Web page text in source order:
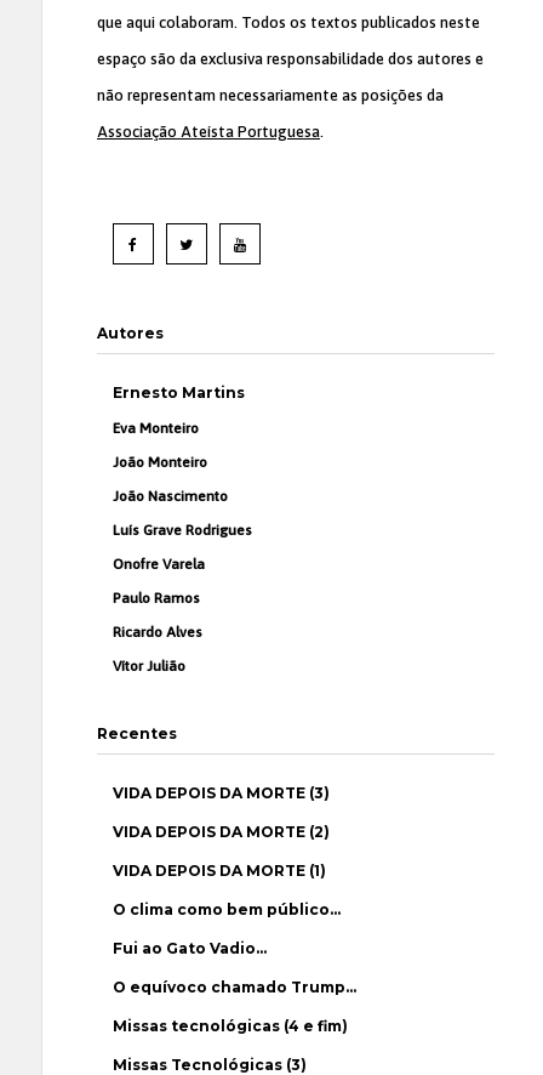
que aqui colaboram. Todos os textos publicados neste
espaço são da exclusiva responsabilidade dos autores e
não representam necessariamente as posições da
Associação Ateísta Portuguesa.
Autores
Ernesto Martins
Eva Monteiro
João Monteiro
João Nascimento
Luís Grave Rodrigues
Onofre Varela
Paulo Ramos
Ricardo Alves
Vítor Julião
Recentes
VIDA DEPOIS DA MORTE (3)
VIDA DEPOIS DA MORTE (2)
VIDA DEPOIS DA MORTE (1)
O clima como bem público…
Fui ao Gato Vadio…
O equívoco chamado Trump…
Missas tecnológicas (4 e fim)
Missas Tecnológicas (3)